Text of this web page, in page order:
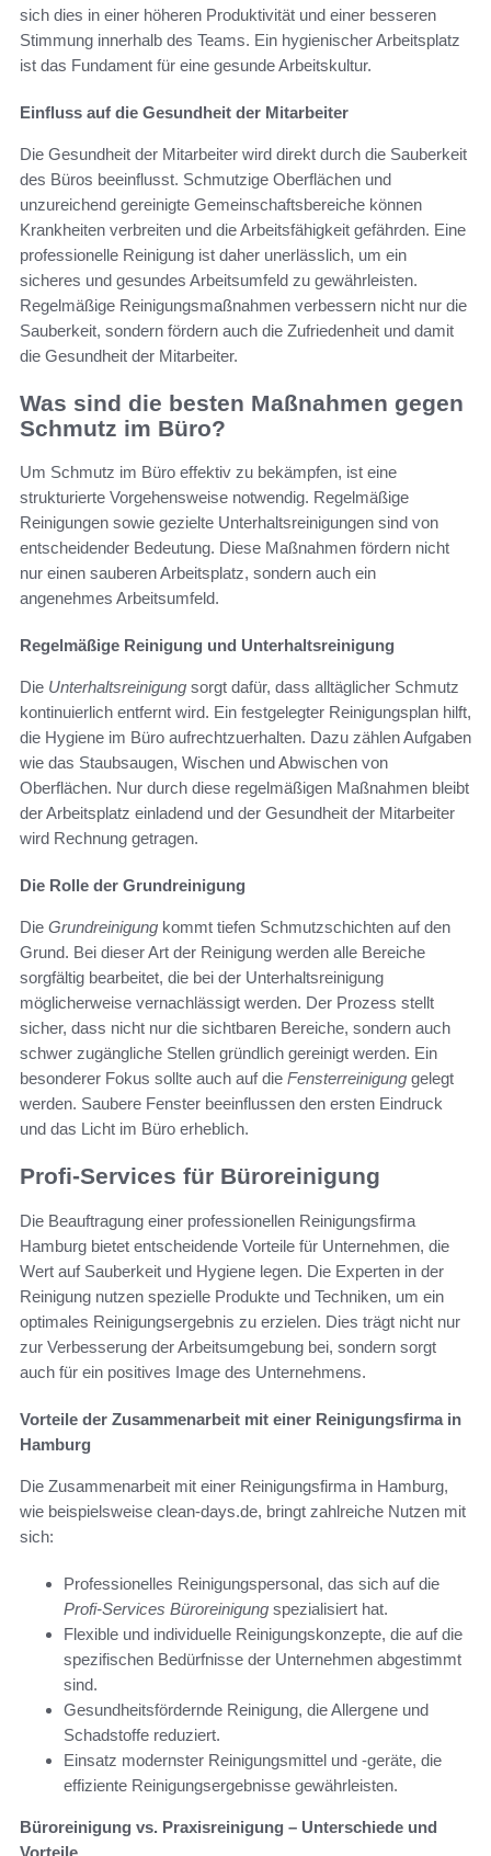
sich dies in einer höheren Produktivität und einer besseren
Stimmung innerhalb des Teams. Ein hygienischer Arbeitsplatz
ist das Fundament für eine gesunde Arbeitskultur.
Einfluss auf die Gesundheit der Mitarbeiter
Die Gesundheit der Mitarbeiter wird direkt durch die Sauberkeit
des Büros beeinflusst. Schmutzige Oberflächen und
unzureichend gereinigte Gemeinschaftsbereiche können
Krankheiten verbreiten und die Arbeitsfähigkeit gefährden. Eine
professionelle Reinigung ist daher unerlässlich, um ein
sicheres und gesundes Arbeitsumfeld zu gewährleisten.
Regelmäßige Reinigungsmaßnahmen verbessern nicht nur die
Sauberkeit, sondern fördern auch die Zufriedenheit und damit
die Gesundheit der Mitarbeiter.
Was sind die besten Maßnahmen gegen
Schmutz im Büro?
Um Schmutz im Büro effektiv zu bekämpfen, ist eine
strukturierte Vorgehensweise notwendig. Regelmäßige
Reinigungen sowie gezielte Unterhaltsreinigungen sind von
entscheidender Bedeutung. Diese Maßnahmen fördern nicht
nur einen sauberen Arbeitsplatz, sondern auch ein
angenehmes Arbeitsumfeld.
Regelmäßige Reinigung und Unterhaltsreinigung
Die Unterhaltsreinigung sorgt dafür, dass alltäglicher Schmutz
kontinuierlich entfernt wird. Ein festgelegter Reinigungsplan hilft,
die Hygiene im Büro aufrechtzuerhalten. Dazu zählen Aufgaben
wie das Staubsaugen, Wischen und Abwischen von
Oberflächen. Nur durch diese regelmäßigen Maßnahmen bleibt
der Arbeitsplatz einladend und der Gesundheit der Mitarbeiter
wird Rechnung getragen.
Die Rolle der Grundreinigung
Die Grundreinigung kommt tiefen Schmutzschichten auf den
Grund. Bei dieser Art der Reinigung werden alle Bereiche
sorgfältig bearbeitet, die bei der Unterhaltsreinigung
möglicherweise vernachlässigt werden. Der Prozess stellt
sicher, dass nicht nur die sichtbaren Bereiche, sondern auch
schwer zugängliche Stellen gründlich gereinigt werden. Ein
besonderer Fokus sollte auch auf die Fensterreinigung gelegt
werden. Saubere Fenster beeinflussen den ersten Eindruck
und das Licht im Büro erheblich.
Profi-Services für Büroreinigung
Die Beauftragung einer professionellen Reinigungsfirma
Hamburg bietet entscheidende Vorteile für Unternehmen, die
Wert auf Sauberkeit und Hygiene legen. Die Experten in der
Reinigung nutzen spezielle Produkte und Techniken, um ein
optimales Reinigungsergebnis zu erzielen. Dies trägt nicht nur
zur Verbesserung der Arbeitsumgebung bei, sondern sorgt
auch für ein positives Image des Unternehmens.
Vorteile der Zusammenarbeit mit einer Reinigungsfirma in
Hamburg
Die Zusammenarbeit mit einer Reinigungsfirma in Hamburg,
wie beispielsweise clean-days.de, bringt zahlreiche Nutzen mit
sich:
Professionelles Reinigungspersonal, das sich auf die
Profi-Services Büroreinigung spezialisiert hat.
Flexible und individuelle Reinigungskonzepte, die auf die
spezifischen Bedürfnisse der Unternehmen abgestimmt
sind.
Gesundheitsfördernde Reinigung, die Allergene und
Schadstoffe reduziert.
Einsatz modernster Reinigungsmittel und -geräte, die
effiziente Reinigungsergebnisse gewährleisten.
Büroreinigung vs. Praxisreinigung – Unterschiede und
Vorteile